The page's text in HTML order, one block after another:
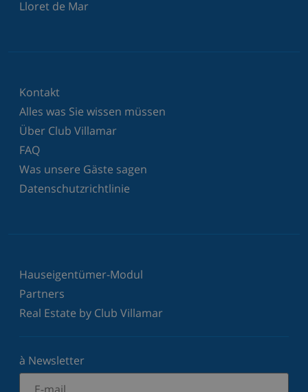
Lloret de Mar
Kontakt
Alles was Sie wissen müssen
Über Club Villamar
FAQ
Was unsere Gäste sagen
Datenschutzrichtlinie
Hauseigentümer-Modul
Partners
Real Estate by Club Villamar
à Newsletter